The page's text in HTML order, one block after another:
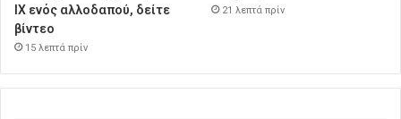
ΙΧ ενός αλλοδαπού, δείτε
βίντεο
15 λεπτά πρίν
21 λεπτά πρίν